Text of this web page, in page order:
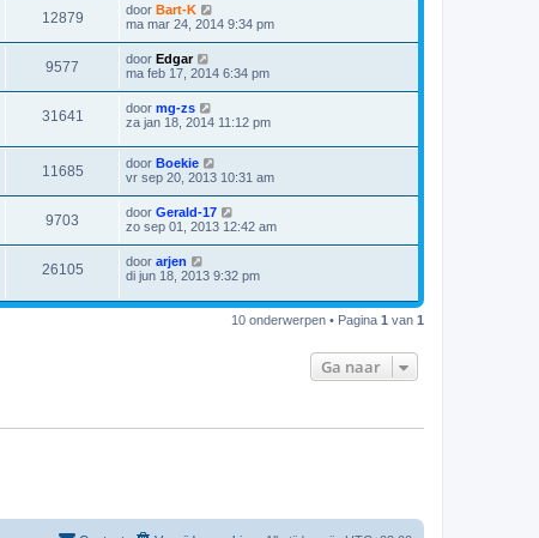
12879 door Bart-K
ma mar 24, 2014 9:34 pm
9577 door Edgar
ma feb 17, 2014 6:34 pm
31641 door mg-zs
za jan 18, 2014 11:12 pm
11685 door Boekie
vr sep 20, 2013 10:31 am
9703 door Gerald-17
zo sep 01, 2013 12:42 am
26105 door arjen
di jun 18, 2013 9:32 pm
10 onderwerpen • Pagina 1 van 1
Ga naar